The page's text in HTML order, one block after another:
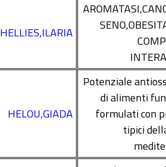
HELLIES,ILARIA
HELOU,GIADA
Potenziale
di alimenti
formulati con
tipici